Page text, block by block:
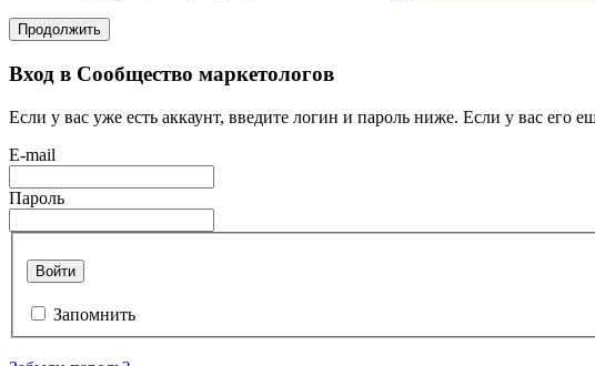
Продолжить
Вход в Сообщество маркетологов
Если у вас уже есть аккаунт, введите логин и пароль ниже. Если у вас его
E-mail
Пароль
Войти
Запомнить